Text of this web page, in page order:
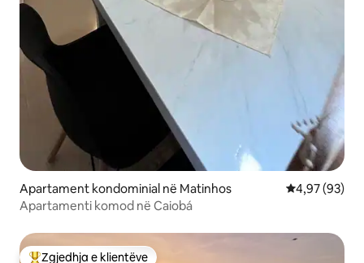
Apartament kondominial në Matinhos Vlerësimi
4,97 (93)
Apartamenti komod në Caiobá
Zgjedhja e klientëve